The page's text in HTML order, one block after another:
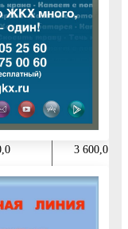
3 600,0